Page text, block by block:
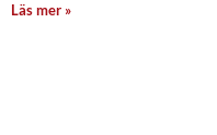
Läs mer »